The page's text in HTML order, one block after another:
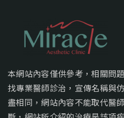
本網站內容僅供參考，相關問
找專業醫師診治，宣傳名稱與
盡相同，網站內容不能取代醫